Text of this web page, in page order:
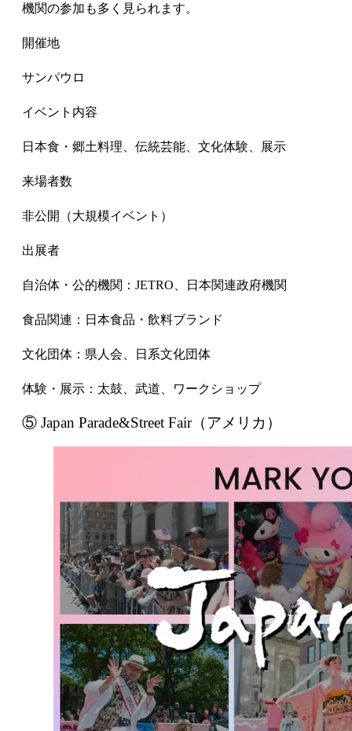
機関の参加も多く見られます。
開催地
サンパウロ
イベント内容
日本食・郷土料理、伝統芸能、文化体験、展示
来場者数
非公開（大規模イベント）
出展者
自治体・公的機関：JETRO、日本関連政府機関
食品関連：日本食品・飲料ブランド
文化団体：県人会、日系文化団体
体験・展示：太鼓、武道、ワークショップ
⑤ Japan Parade&Street Fair（アメリカ）